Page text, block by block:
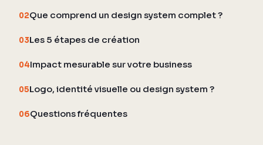
02Que comprend un design system complet ?
03Les 5 étapes de création
04Impact mesurable sur votre business
05Logo, identité visuelle ou design system ?
06Questions fréquentes